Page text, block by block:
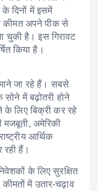
दिनों में इसमें
कीमत अपने पीक से
चुकी है। इस गिरावट
किया है।
जा रहे हैं। सबसे
में बढ़ोतरी होने
के लिए बिक्री कर रहे
मजबूती, अमेरिकी
आर्थिक
रही हैं।
के लिए सुरक्षित
कीमतों में उतार-चढ़ाव